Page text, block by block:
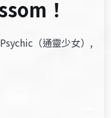
！
（通靈少女）,